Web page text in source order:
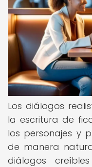
Los diálogos
la escritura de
los personajes y
de manera
diálogos